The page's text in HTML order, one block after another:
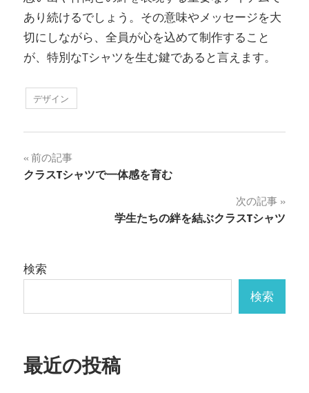
あり続けるでしょう。その意味やメッセージを大
切にしながら、全員が心を込めて制作すること
が、特別なTシャツを生む鍵であると言えます。
デザイン
投
稿
ゲ
シ
ョ
ン
前の記事
クラスTシャツで一体感を育む
次の記事
学生たちの絆を結ぶクラスTシャツ
検索
検索
最近の投稿